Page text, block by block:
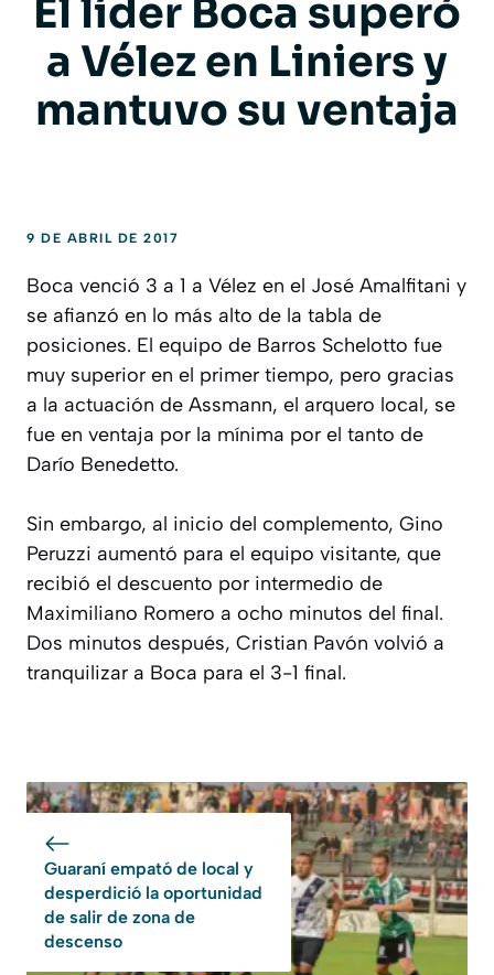
El líder Boca superó
a Vélez en Liniers y
mantuvo su ventaja
9 DE ABRIL DE 2017
Boca venció 3 a 1 a Vélez en el José Amalfitani y
se afianzó en lo más alto de la tabla de
posiciones. El equipo de Barros Schelotto fue
muy superior en el primer tiempo, pero gracias
a la actuación de Assmann, el arquero local, se
fue en ventaja por la mínima por el tanto de
Darío Benedetto.
Sin embargo, al inicio del complemento, Gino
Peruzzi aumentó para el equipo visitante, que
recibió el descuento por intermedio de
Maximiliano Romero a ocho minutos del final.
Dos minutos después, Cristian Pavón volvió a
tranquilizar a Boca para el 3-1 final.
Guaraní empató de local y
desperdició la oportunidad
de salir de zona de
descenso